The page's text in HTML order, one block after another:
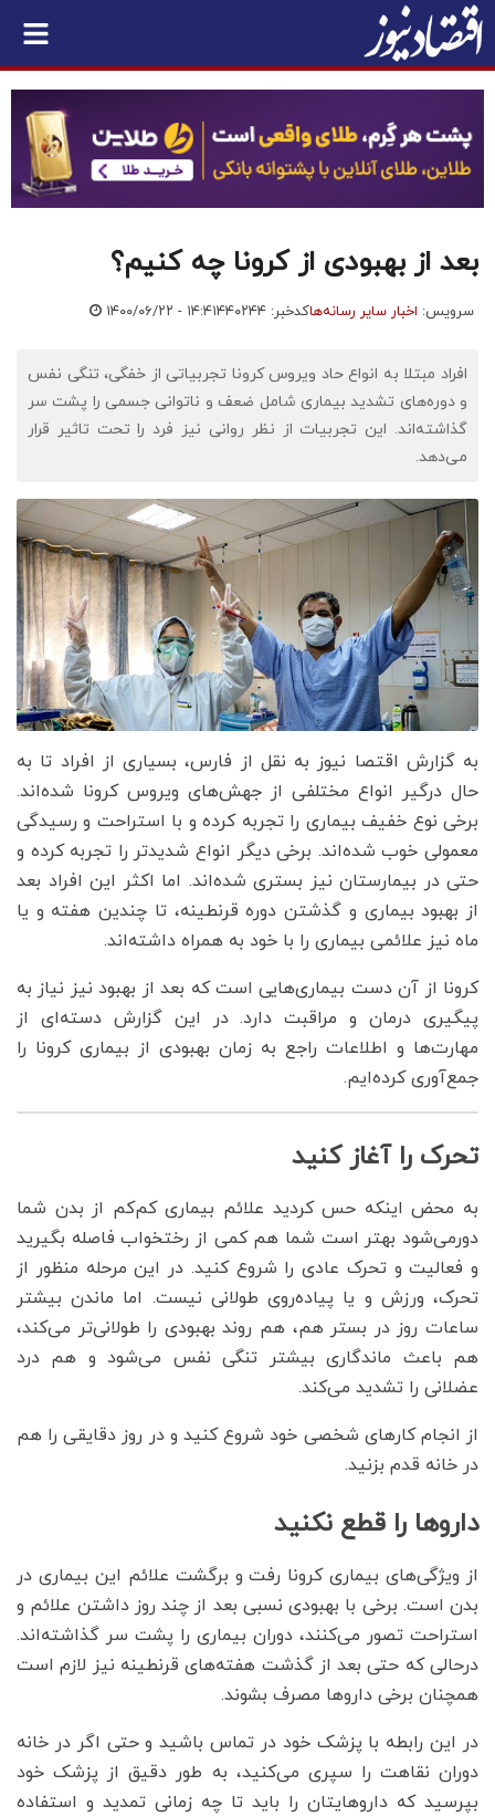
بعد از بهبودی از کرونا چه کنیم؟
سرویس: اخبار سایر رسانه‌هاکدخبر: ۴۴۰۲۴۴ ۱۴۰۰/۰۶/۲۲ - ۱۴:۴۱
افراد مبتلا به انواع حاد ویروس کرونا تجربیاتی از خفگی، تنگی نفس
و دوره‌های تشدید بیماری شامل ضعف و ناتوانی جسمی را پشت سر
گذاشته‌اند. این تجربیات از نظر روانی نیز فرد را تحت تاثیر قرار
می‌دهد.
به گزارش اقتصا نیوز به نقل از فارس، بسیاری از افراد تا به
حال درگیر انواع مختلفی از جهش‌های ویروس کرونا شده‌اند.
برخی نوع خفیف بیماری را تجربه کرده و با استراحت و رسیدگی
معمولی خوب شده‌اند. برخی دیگر انواع شدیدتر را تجربه کرده و
حتی در بیمارستان نیز بستری شده‌اند. اما اکثر این افراد بعد
از بهبود بیماری و گذشتن دوره قرنطینه، تا چندین هفته و یا
ماه نیز علائمی بیماری را با خود به همراه داشته‌اند.
کرونا از آن دست بیماری‌هایی است که بعد از بهبود نیز نیاز به
پیگیری درمان و مراقبت دارد. در این گزارش دسته‌ای از
مهارت‌ها و اطلاعات راجع به زمان بهبودی از بیماری کرونا را
جمع‌آوری کرده‌ایم.
تحرک را آغاز کنید
به محض اینکه حس کردید علائم بیماری کم‌کم از بدن شما
دورمی‌شود بهتر است شما هم کمی از رختخواب فاصله بگیرید
و فعالیت و تحرک عادی را شروع کنید. در این مرحله منظور از
تحرک، ورزش و یا پیاده‌روی طولانی نیست. اما ماندن بیشتر
ساعات روز در بستر هم، هم روند بهبودی را طولانی‌تر می‌کند،
هم باعث ماندگاری بیشتر تنگی نفس می‌شود و هم درد
عضلانی را تشدید می‌کند.
از انجام کارهای شخصی خود شروع کنید و در روز دقایقی را هم
در خانه قدم بزنید.
داروها را قطع نکنید
از ویژگی‌های بیماری کرونا رفت و برگشت علائم این بیماری در
بدن است. برخی با بهبودی نسبی بعد از چند روز داشتن علائم و
استراحت تصور می‌کنند، دوران بیماری را پشت سر گذاشته‌اند.
درحالی که حتی بعد از گذشت هفته‌های قرنطینه نیز لازم است
همچنان برخی داروها مصرف بشوند.
در این رابطه با پزشک خود در تماس باشید و حتی اگر در خانه
دوران نقاهت را سپری می‌کنید، به طور دقیق از پزشک خود
بپرسید که داروهایتان را باید تا چه زمانی تمدید و استفاده